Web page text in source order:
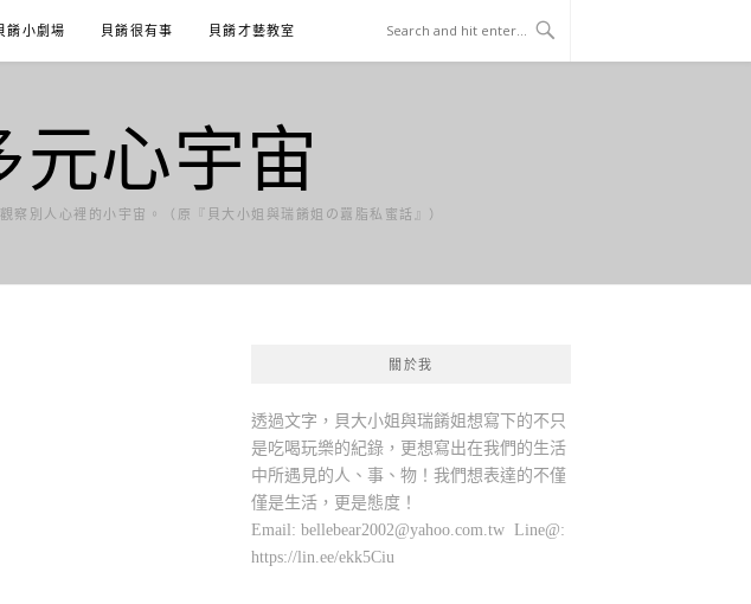
餚小劇場 貝餚很有事 貝餚才藝教室
元心宇宙
別人心裡的小宇宙。（原『貝大小姐與瑞餚姐の囂脂私蜜話』）
關於我
透過文字，貝大小姐與瑞餚姐想寫下的不只
是吃喝玩樂的紀錄，更想寫出在我們的生活
中所遇見的人、事、物！我們想表達的不僅
僅是生活，更是態度！
Email: bellebear2002@yahoo.com.tw Line@:
https://lin.ee/ekk5Ciu